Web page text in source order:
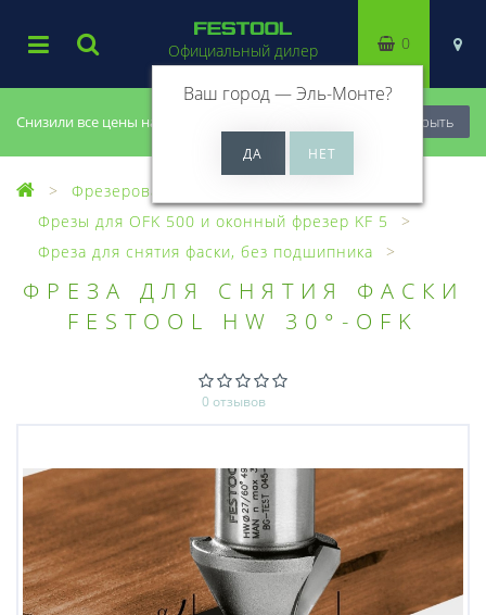
Снизили все цены на 20%, успей купить! Закрыть
Официальный дилер
Ваш город —Эль-Монте?
0
Фрезерование
Фрезы для OFK 500 и оконный фрезер KF 5
Фреза для снятия фаски, без подшипника
ФРЕЗА ДЛЯ СНЯТИЯ ФАСКИ
FESTOOL HW 30°-OFK
0 отзывов